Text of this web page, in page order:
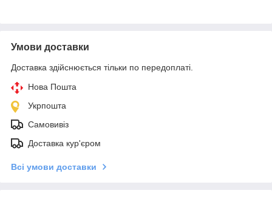
Умови доставки
Доставка здійснюється тільки по передоплаті.
Нова Пошта
Укрпошта
Самовивіз
Доставка кур'єром
Всі умови доставки